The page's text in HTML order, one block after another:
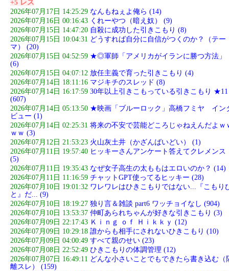
+5 レス
2026年07月17日 14:25:29 なんもねぇよ俺ら (14)
2026年07月16日 00:16:43 くれーやつ（暗え奴） (9)
2026年07月15日 14:47:20 自殺に成功した引きこもり (8)
2026年07月15日 10:04:31 どうすれば自分に自信がつくのか？（テー
マ） (20)
2026年07月15日 04:52:59 ★◎軍師「アメリカがイランに勝つ方法」
(6)
2026年07月15日 04:07:12 放任主義で育った引きこもり (4)
2026年07月14日 18:11:16 マジキチのスレッド (8)
2026年07月14日 16:17:59 30年以上引きこもっている引きこもり ★11
(607)
2026年07月14日 05:13:50 ★映画「ブルーロック」高橋フミヤ イン
ビュー (1)
2026年07月14日 02:25:31 将来の不安で芸能どころじゃねえんだよｗ
ｗｗ (3)
2026年07月12日 21:53:23 火山灰土井（かざんばいどい） (1)
2026年07月11日 19:57:40 ヒッキーさんアンケート答えてクレメンス
(5)
2026年07月11日 19:35:43 なぜ女子高生の太ももはエロいのか？ (14)
2026年07月11日 11:16:59 チャットGPT使ってるヒッキー (28)
2026年07月10日 19:01:32 ワレワレはひきこもりではない...『こもり
と』だ... (9)
2026年07月10日 18:19:27 独り言＆雑談 part6 ワッチョイなし (904)
2026年07月10日 13:53:37 仲町あられちゃんが好きな引きこもり (3)
2026年07月09日 22:17:43 Ｋｉｎｇ ｏｆ Ｈｉｋｋｙ (12)
2026年07月09日 10:29:18 誰からも相手にされないひきこもり (10)
2026年07月09日 04:00:49 すべて親のせい (23)
2026年07月08日 22:52:49 ひきこもりの体調管理 (12)
2026年07月07日 16:49:11 どんな小さいことでもできたら書き込む（
離スレ） (159)